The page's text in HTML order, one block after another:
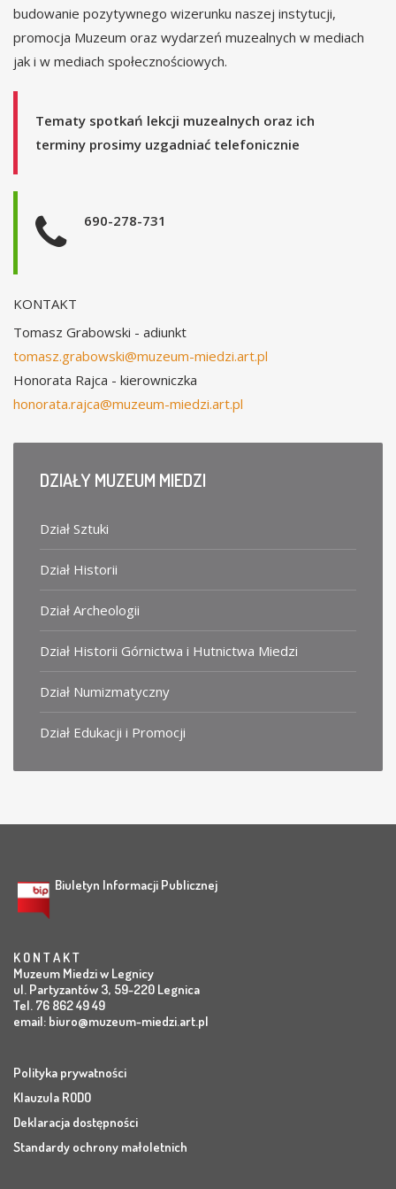
budowanie pozytywnego wizerunku naszej instytucji,
promocja Muzeum oraz wydarzeń muzealnych w mediach
jak i w mediach społecznościowych.
Tematy spotkań lekcji muzealnych oraz ich
terminy prosimy uzgadniać telefonicznie
690-278-731
KONTAKT
Tomasz Grabowski - adiunkt
tomasz.grabowski@muzeum-miedzi.art.pl
Honorata Rajca - kierowniczka
honorata.rajca@muzeum-miedzi.art.pl
DZIAŁY MUZEUM MIEDZI
Dział Sztuki
Dział Historii
Dział Archeologii
Dział Historii Górnictwa i Hutnictwa Miedzi
Dział Numizmatyczny
Dział Edukacji i Promocji
Biuletyn Informacji Publicznej
K O N T A K T
Muzeum Miedzi w Legnicy
ul. Partyzantów 3, 59-220 Legnica
Tel. 76 862 49 49
email: biuro@muzeum-miedzi.art.pl
Polityka prywatności
Klauzula RODO
Deklaracja dostępności
Standardy ochrony małoletnich